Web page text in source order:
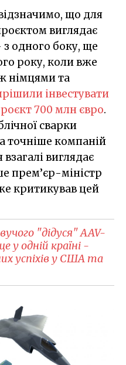
що для
виглядає
одного боку, ще
року, коли вже
німцями та
інвестувати
700 млн євро.
сварки
точніше компаній
взагалі виглядає
прем’єр-міністр
критикував цей
"дідуся" AAV-
у одній країні -
успіхів у США та